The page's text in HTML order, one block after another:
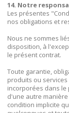
14. Notre
Les présentes
nos obligations et
Nous ne sommes
disposition, à
le présent contrat.
Toute garantie,
produits ou
incorporées dans le
d'une autre
condition implicite